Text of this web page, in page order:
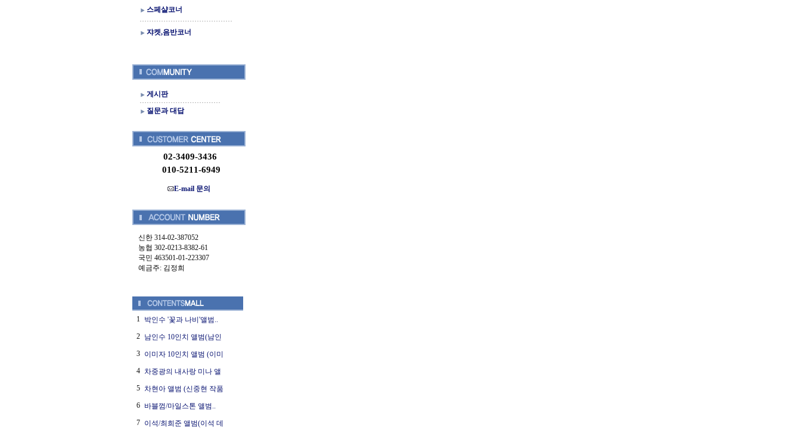
스페샬코너
쟈켓,음반코너
게시판
질문과 대답
02-3409-3436
010-5211-6949
E-mail 문의
신한 314-02-387052
농협 302-0213-8382-61
국민 463501-01-223307
예금주: 김정희
1 박인수 '꽃과 나비'앨범..
2 남인수 10인치 앨범(남인
3 이미자 10인치 앨범 (이미
4 차중광의 내사랑 미나 앨
5 차현아 앨범 (신중현 작품
6 바블껌/마일스톤 앨범..
7 이석/최희준 앨범(이석 데